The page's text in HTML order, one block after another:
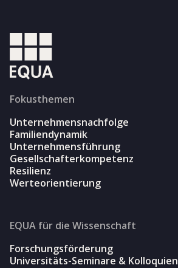
Fokusthemen
Unternehmensnachfolge
Familiendynamik
Unternehmensführung
Gesellschafterkompetenz
Resilienz
Werteorientierung
EQUA für die Wissenschaft
Forschungsförderung
Universitäts-Seminare & Kolloquien